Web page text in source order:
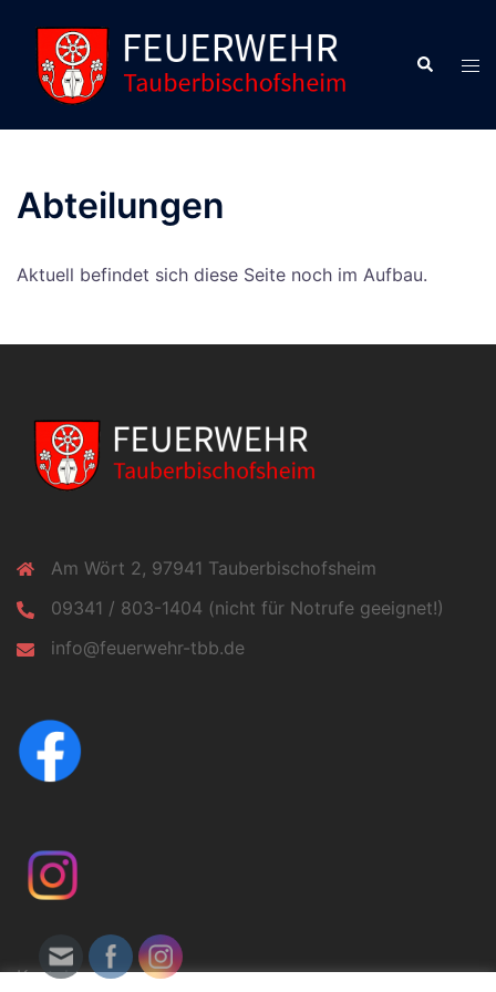
Inhalt
springen
Suche
Abteilungen
Aktuell befindet sich diese Seite noch im Aufbau.
Am Wört 2, 97941 Tauberbischofsheim
09341 / 803-1404 (nicht für Notrufe geeignet!)
info@feuerwehr-tbb.de
Kontakt